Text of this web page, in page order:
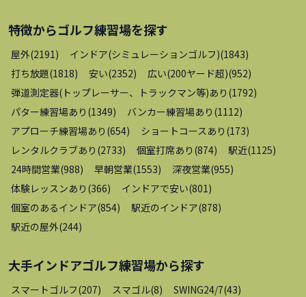
特徴からゴルフ練習場を探す
屋外(2191 ) インドア(シミュレーションゴルフ)(1843)
打ち放題(1818) 安い(2352) 広い(200ヤード超)(952)
弾道測定器(トップレーサー、トラックマン等)あり (1792)
パター練習場あり (1349) バンカー練習場あり (1112)
アプローチ練習場あり (654) ショートコースあり (173)
レンタルクラブあり (2733) 個室打席あり (874) 駅近(1125)
24時間営業(988) 早朝営業(1553) 深夜営業(955)
体験レッスンあり (366) インドアで安い(801 )
個室のあるインドア(854) 駅近のインドア(878)
駅近の屋外(244)
大手インドアゴルフ練習場から探す
スマートゴルフ(207) スマゴル(8) SWING24/7(43)